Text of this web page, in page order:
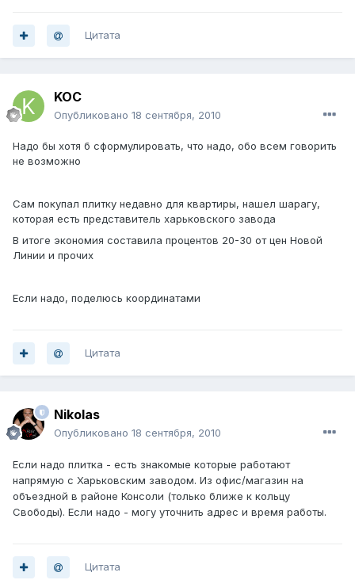
Цитата
KOC
Опубликовано 18 сентября, 2010
Надо бы хотя б сформулировать, что надо, обо всем говорить
не возможно
Сам покупал плитку недавно для квартиры, нашел шарагу,
которая есть представитель харьковского завода
В итоге экономия составила процентов 20-30 от цен Новой
Линии и прочих
Если надо, поделюсь координатами
Цитата
Nikolas
Опубликовано 18 сентября, 2010
Если надо плитка - есть знакомые которые работают
напрямую с Харьковским заводом. Из офис/магазин на
объездной в районе Консоли (только ближе к кольцу
Свободы). Если надо - могу уточнить адрес и время работы.
Цитата